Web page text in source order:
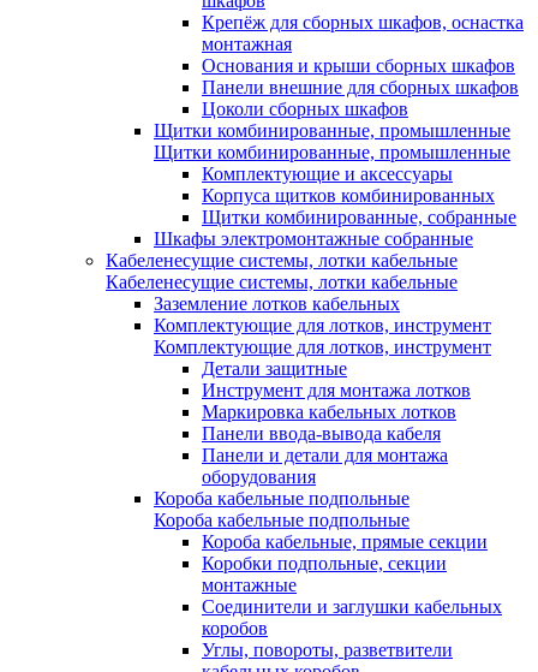
Крепёж для сборных шкафов, оснастка
монтажная
Основания и крыши сборных шкафов
Панели внешние для сборных шкафов
Цоколи сборных шкафов
Щитки комбинированные, промышленные
Щитки комбинированные, промышленные
Комплектующие и аксессуары
Корпуса щитков комбинированных
Щитки комбинированные, собранные
Шкафы электромонтажные собранные
Кабеленесущие системы, лотки кабельные
Кабеленесущие системы, лотки кабельные
Заземление лотков кабельных
Комплектующие для лотков, инструмент
Комплектующие для лотков, инструмент
Детали защитные
Инструмент для монтажа лотков
Маркировка кабельных лотков
Панели ввода-вывода кабеля
Панели и детали для монтажа
оборудования
Короба кабельные подпольные
Короба кабельные подпольные
Короба кабельные, прямые секции
Коробки подпольные, секции
монтажные
Соединители и заглушки кабельных
коробов
Углы, повороты, разветвители